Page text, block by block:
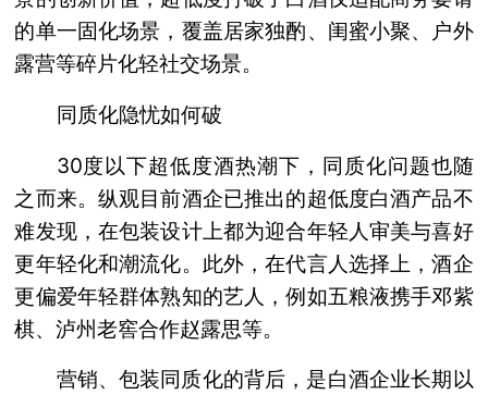
的单一固化场景，覆盖居家独酌、闺蜜小聚、户外
露营等碎片化轻社交场景。
同质化隐忧如何破
30度以下超低度酒热潮下，同质化问题也随
之而来。纵观目前酒企已推出的超低度白酒产品不
难发现，在包装设计上都为迎合年轻人审美与喜好
更年轻化和潮流化。此外，在代言人选择上，酒企
更偏爱年轻群体熟知的艺人，例如五粮液携手邓紫
棋、泸州老窖合作赵露思等。
营销、包装同质化的背后，是白酒企业长期以